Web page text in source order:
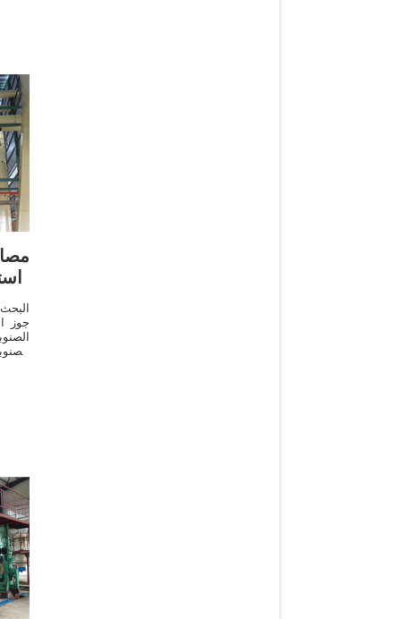
جوز